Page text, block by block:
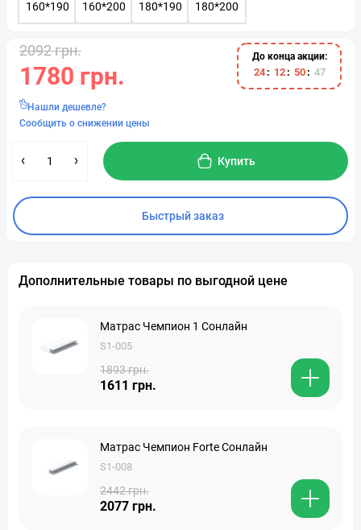
160*190 160*200 180*190 180*200
2092 грн.
1780 грн.
Нашли дешевле?
Сообщить о снижении цены
До конца акции:
24 12 50 47
Купить
Быстрый заказ
Дополнительные товары по выгодной цене
Матрас Чемпион 1 Сонлайн
S1-005
1893 грн.
1611 грн.
Матрас Чемпион Forte Сонлайн
S1-008
2442 грн.
2077 грн.